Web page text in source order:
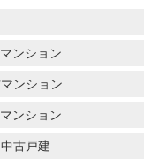
ンション
ンション
ンション
古戸建